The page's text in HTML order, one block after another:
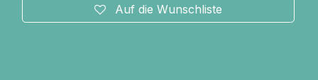
Auf die Wunschliste